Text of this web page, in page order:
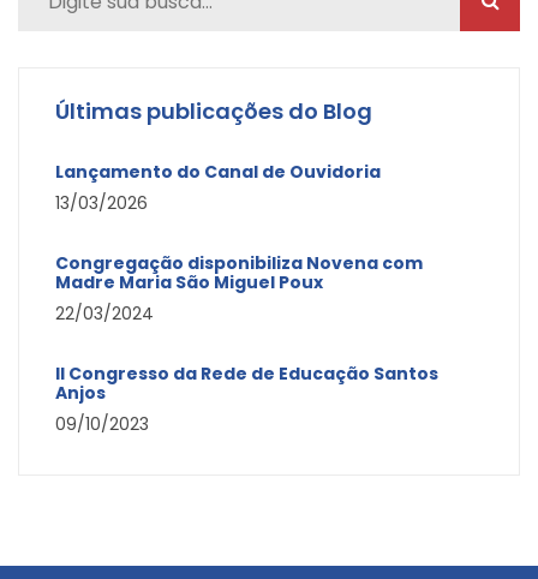
Últimas publicações do Blog
Lançamento do Canal de Ouvidoria
13/03/2026
Congregação disponibiliza Novena com
Madre Maria São Miguel Poux
22/03/2024
II Congresso da Rede de Educação Santos
Anjos
09/10/2023